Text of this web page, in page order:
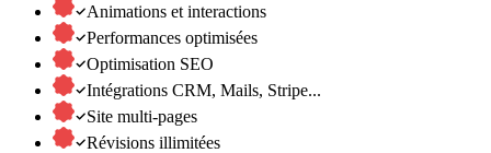
Animations et interactions
Performances optimisées
Optimisation SEO
Intégrations CRM, Mails, Stripe...
Site multi-pages
Révisions illimitées